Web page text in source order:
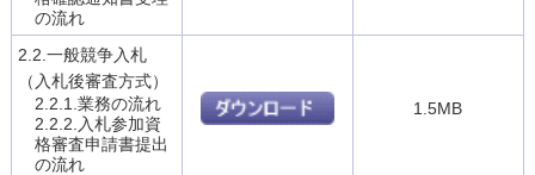
の流れ
2.2.一般競争入札
（入札後審査方式）
2.2.1.業務の流れ
2.2.2.入札参加資
格審査申請書提出
の流れ
1.5MB